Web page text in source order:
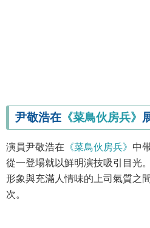
尹敬浩在 《菜鳥伙房兵》
演員尹敬浩在 《菜鳥伙房兵》 中
從一登場就以鮮明演技吸引目光
形象與充滿人情味的上司氣質之
次。